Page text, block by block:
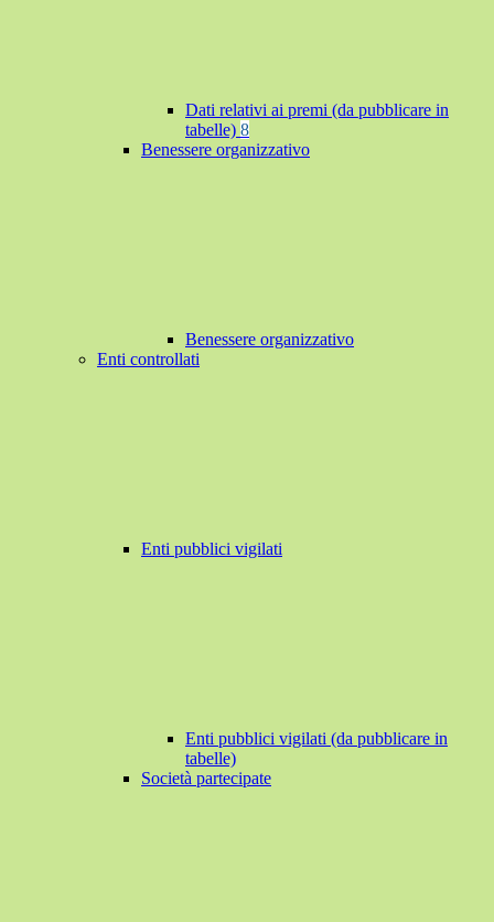
Dati relativi ai premi (da pubblicare in
tabelle) 8
Benessere organizzativo
Benessere organizzativo
Enti controllati
Enti pubblici vigilati
Enti pubblici vigilati (da pubblicare in
tabelle)
Società partecipate